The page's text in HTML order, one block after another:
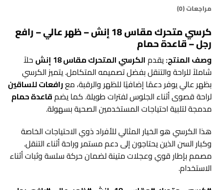
مراجعات (0)
كرسي متحرك مقاس 18 إنش – ظهر عالي – رافع
رجل – قاعدة حمام
وصف المنتج:يقدمالكرسي المتحرك مقاس 18 إنش
حلاً
شاملاً للراحة والتنقل بفضل تصميمه المتكامل. يتميز الكرسي
بظهر عالي يوفر دعمًا إضافيًا للظهر والرقبة، معرافعات للساقين
لراحة قصوى أثناء الجلوس لفترات طويلة. كما يضمقاعدة حمام
مدمجة لتلبية احتياجات المستخدمين الصحية بسهولة.
هذا الكرسي هو الخيار المثالي للأفراد ذوي الاحتياجات الخاصة
وكبار السن الذين يحتاجون إلى دعم مستمر وراحة أثناء التنقل.
مصمم بإطار قوي وعجلات متينة لضمان حركة سلسة وثبات أثناء
الاستخدام.